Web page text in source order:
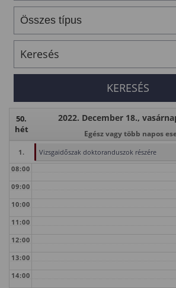
50.
hét
2022. December 18.,
Egész vagy több napos
1.
Vizsgaidőszak doktoranduszok részére
08:00
09:00
10:00
11:00
12:00
13:00
14:00